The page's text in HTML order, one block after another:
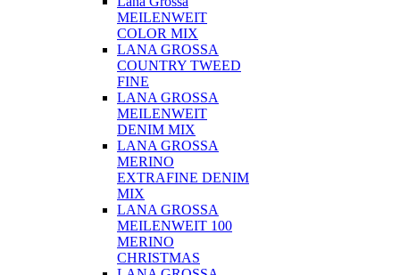
MEILENWEIT
COLOR MIX
LANA GROSSA
COUNTRY TWEED
FINE
LANA GROSSA
MEILENWEIT
DENIM MIX
LANA GROSSA
MERINO
EXTRAFINE DENIM
MIX
LANA GROSSA
MEILENWEIT 100
MERINO
CHRISTMAS